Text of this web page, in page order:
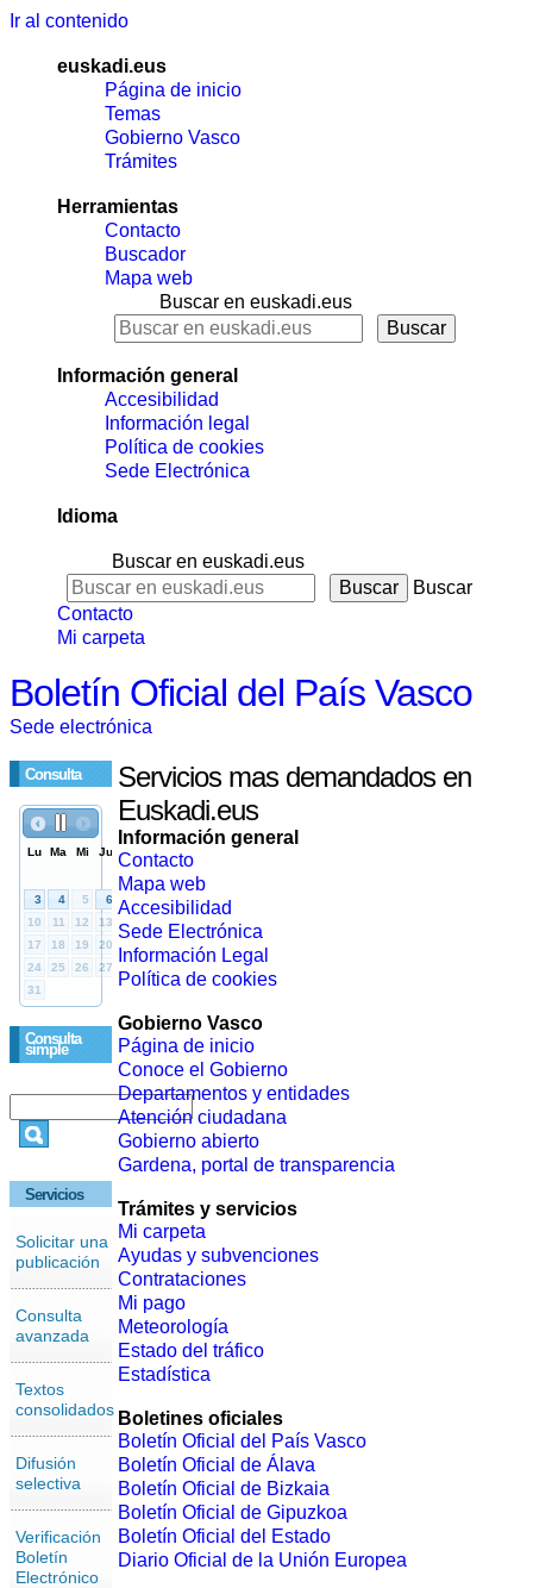
Ir al contenido
euskadi.eus
Página de inicio
Temas
Gobierno Vasco
Trámites
Herramientas
Contacto
Buscador
Mapa web
Buscar en euskadi.eus
Información general
Accesibilidad
Información legal
Política de cookies
Sede Electrónica
Idioma
Buscar en euskadi.eus
Buscar
Contacto
Mi carpeta
Boletín Oficial del País Vasco
Sede electrónica
Consulta
Consulta
simple
Servicios
Solicitar una
publicación
Consulta
avanzada
Textos
consolidados
Difusión
selectiva
Verificación
Boletín
Electrónico
Servicios mas demandados en
Euskadi.eus
Información general
Contacto
Mapa web
Accesibilidad
Sede Electrónica
Información Legal
Política de cookies
Gobierno Vasco
Página de inicio
Conoce el Gobierno
Departamentos y entidades
Atención ciudadana
Gobierno abierto
Gardena, portal de transparencia
Trámites y servicios
Mi carpeta
Ayudas y subvenciones
Contrataciones
Mi pago
Meteorología
Estado del tráfico
Estadística
Boletines oficiales
Boletín Oficial del País Vasco
Boletín Oficial de Álava
Boletín Oficial de Bizkaia
Boletín Oficial de Gipuzkoa
Boletín Oficial del Estado
Diario Oficial de la Unión Europea